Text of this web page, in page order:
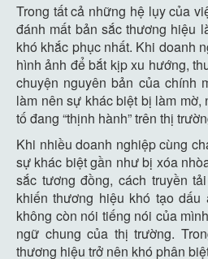
Trong tất cả những hệ lụy của
đánh mất bản sắc thương hiệu
khó khắc phục nhất. Khi doanh
hình ảnh để bắt kịp xu hướng,
chuyện nguyên bản của chính
làm nên sự khác biệt bị làm mờ,
tố đang “thịnh hành” trên thị
Khi nhiều doanh nghiệp cùng
sự khác biệt gần như bị xóa
sắc tương đồng, cách truyền
khiến thương hiệu khó tạo dấu
không còn nói tiếng nói của
ngữ chung của thị trường.
thương hiệu trở nên khó phân